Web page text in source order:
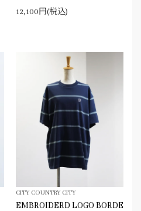
12,100円(税込)
CITY COUNTRY CITY
EMBROIDERD LOGO BORDE